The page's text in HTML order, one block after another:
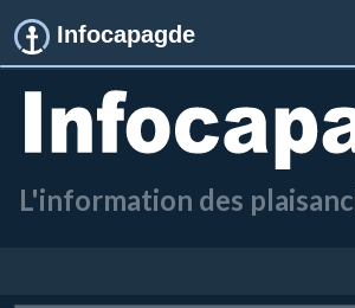
Infocapagde
L'information des